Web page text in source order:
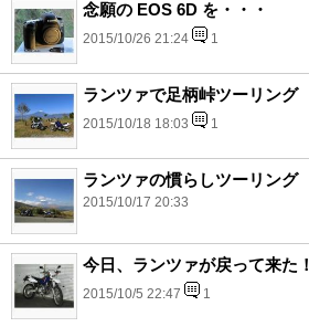
念願の EOS 6D を・・・
2015/10/26 21:24 1
ランツァで足柄峠ツーリング
2015/10/18 18:03 1
ランツァの慣らしツーリング
2015/10/17 20:33
今日、ランツァが戻って来た！
2015/10/5 22:47 1